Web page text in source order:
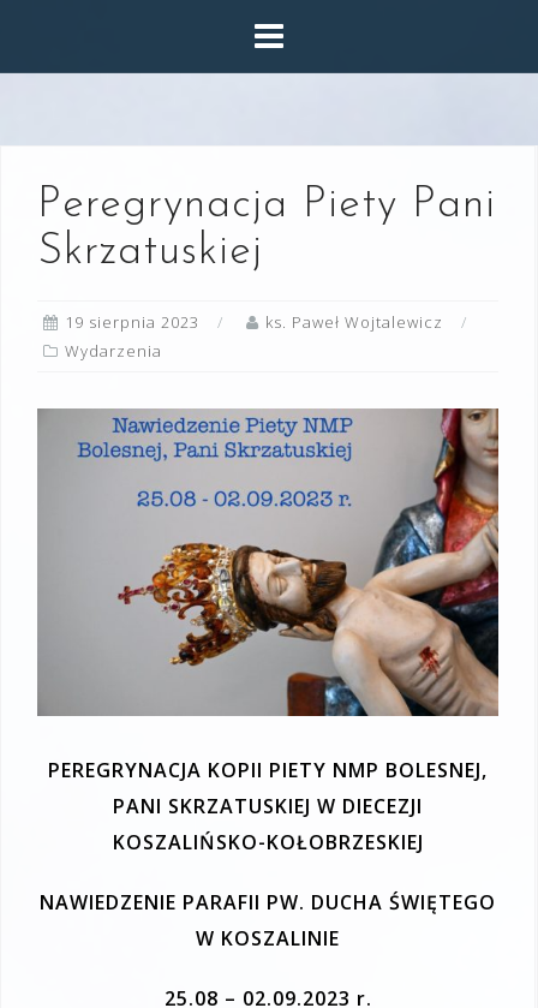
Peregrynacja Piety Pani
Skrzatuskiej
19 sierpnia 2023
ks. Paweł Wojtalewicz
Wydarzenia
PEREGRYNACJA KOPII PIETY NMP BOLESNEJ,
PANI SKRZATUSKIEJ W DIECEZJI
KOSZALIŃSKO-KOŁOBRZESKIEJ
NAWIEDZENIE PARAFII PW. DUCHA ŚWIĘTEGO
W KOSZALINIE
25.08 – 02.09.2023 r.